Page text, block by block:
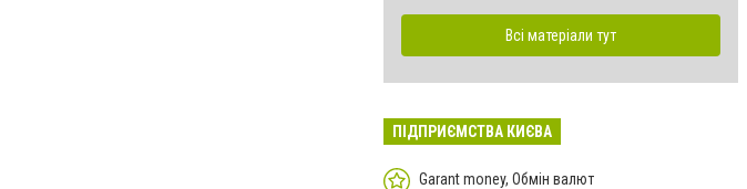
Всі матеріали тут
ПІДПРИЄМСТВА КИЄВА
Garant money, Обмін валют